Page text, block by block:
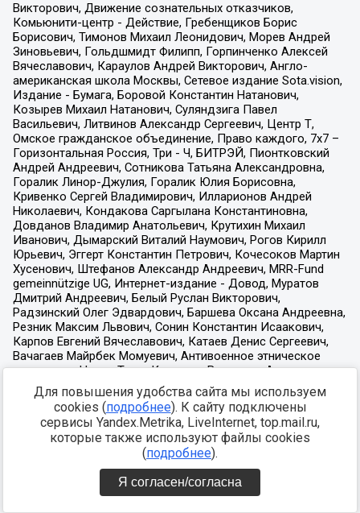
Для повышения удобства сайта мы используем
cookies (подробнее). К сайту подключены
сервисы Yandex.Metrika, LiveInternet, top.mail.ru,
которые также используют файлы cookies
(подробнее).
Я согласен/согласна